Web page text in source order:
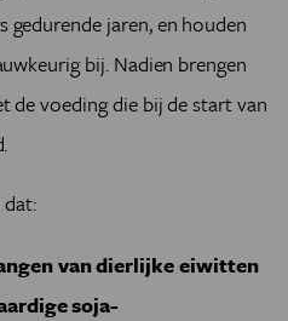
gedurende jaren, en houden
bij. Nadien brengen
de voeding die bij de start van
van dierlijke eiwitten
soja-